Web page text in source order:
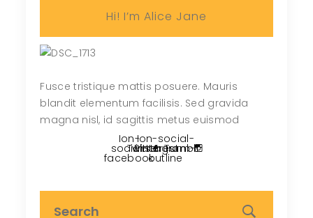
Hi! I’m Alice Jane
Fusce tristique mattis posuere. Mauris
blandit elementum facilisis. Sed gravida
magna nisl, id sagittis metus euismod
Ion-
social-
facebook
Twitter
Pinterest
Ion-social-
instagram-
outline
Tumblr